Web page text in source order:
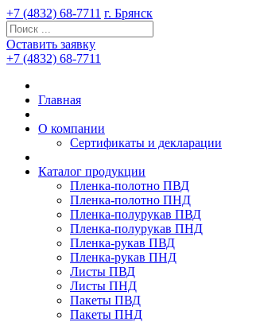
+7 (4832) 68-7711 г. Брянск
Оставить заявку
+7 (4832) 68-7711
Главная
О компании
Сертификаты и декларации
Каталог продукции
Пленка-полотно ПВД
Пленка-полотно ПНД
Пленка-полурукав ПВД
Пленка-полурукав ПНД
Пленка-рукав ПВД
Пленка-рукав ПНД
Листы ПВД
Листы ПНД
Пакеты ПВД
Пакеты ПНД